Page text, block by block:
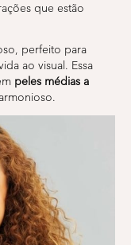
que estão
perfeito para
ao visual. Essa
peles médias a